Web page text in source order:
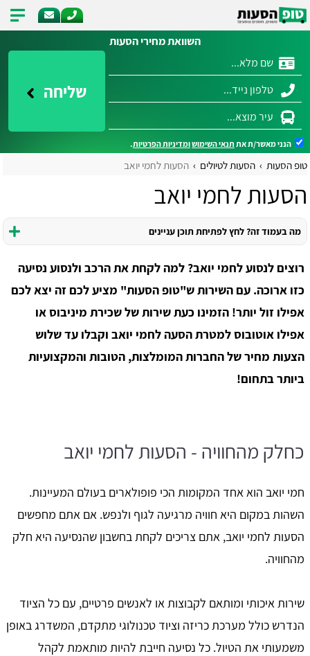
השוואת מחירי הסעות
שליחה
הנני מאשר/ת את תנאי השימושומדיניות הפרטיות.
טופ הסעות הסעות לטיולים הסעות לחמי יואב
הסעות לחמי יואב
מה בעמוד זה? לחץ לפתיחת תוכן עניינים
רוצים לנסוע לחמי יואב? למה לקחת את הרכב ולנסוע נסיעה
כזו ארוכה. עם השירות ש"טופ הסעות" מציע לכם זה יצא לכם
אפילו זול יותר! הזמינו כעת שירות של שכירת מיניבוס או
אפילו אוטובוס למטרת הסעה לחמי יואב וקבלו עד שלוש
הצעות מחיר של החברות המומלצות, הטובות והמקצועיות
ביותר בתחום!
כחלק מהחוויה - הסעות לחמי יואב
חמי יואב הוא אחד המקומות הכי פופולארים בעולם המעיינות.
השהות במקום היא חוויה מרגיעה לגוף ולנפש. אם אתם מחפשים
הסעות לחמי יואב, אתם צריכים לקחת בחשבון שהנסיעה היא חלק
מהחוויה.
שירות איכותי ומותאם לקבוצות או לאנשים פרטיים, עם כל הציוד
הנדרש כולל מערכת כריזה וציוד טכנולוגי מתקדם, המשדרג באופן
משמעותי את הטיול. כל נסיעה חייבת להיות מותאמת לקהל